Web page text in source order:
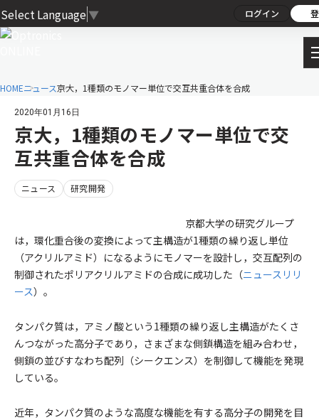
Select Language ▼ ログイン
HOMEニュース京大，1種類のモノマー単位で交互共重合体を合成
2020年01月16日
京大，1種類のモノマー単位で交
互共重合体を合成
ニュース 研究開発
京都大学の研究グループ
は，環化重合後の変換によって主構造が1種類の繰り返し単位
（アクリルアミド）になるようにモノマーを設計し，交互配列の
制御されたポリアクリルアミドの合成に成功した（ニュースリリ
ース）。
タンパク質は，アミノ酸という1種類の繰り返し主構造がたくさ
んつながった高分子であり，さまざまな側鎖構造を組み合わせ，
側鎖の並びすなわち配列（シークエンス）を制御して機能を発現
している。
近年，タンパク質のような高度な機能を有する高分子の開発を目